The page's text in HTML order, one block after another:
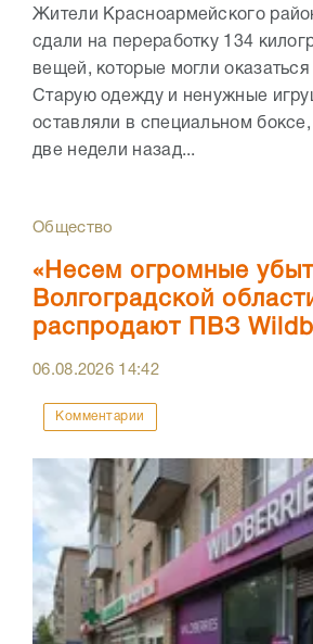
Жители Красноармейского
сдали на переработку 134
вещей, которые могли
Старую одежду и ненужные
оставляли в специальном
две недели назад...
Общество
«Несем огромные
Волгоградской
распродают ПВЗ
06.08.2026 14:42
Комментарии